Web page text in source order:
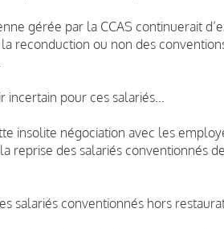
gérée par la CCAS continuerait
reconduction ou non des
pour ces salariés…
insolite négociation avec les
reprise des salariés conventionnés
salariés conventionnés hors